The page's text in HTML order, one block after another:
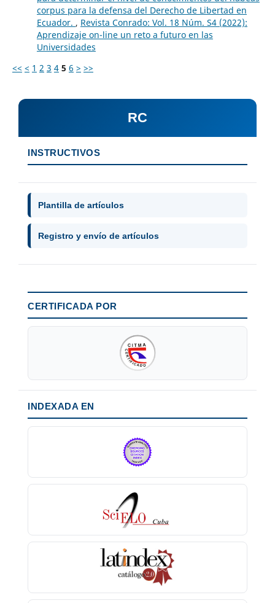
corpus para la defensa del Derecho de Libertad en
Ecuador. , Revista Conrado: Vol. 18 Núm. S4 (2022):
Aprendizaje on-line un reto a futuro en las
Universidades
<< < 1 2 3 4 5 6 > >>
RC
INSTRUCTIVOS
Plantilla de artículos
Registro y envío de artículos
CERTIFICADA POR
INDEXADA EN